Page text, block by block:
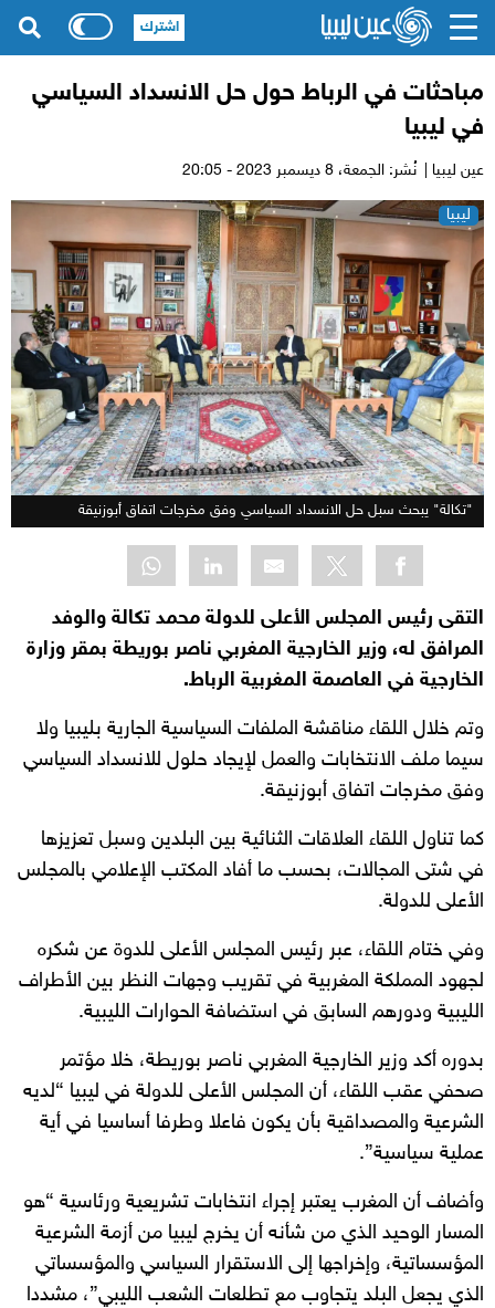
مباحثات في الرباط حول حل الانسداد السياسي
في ليبيا
عين ليبيا | نُشر: الجمعة،
ليبيا
"تكالة" يبحث سبل حل الانسداد السياسي وفق مخرجات اتفاق أبوزنيقة
التقى رئيس المجلس الأعلى للدولة محمد تكالة والوفد
المرافق له، وزير الخارجية المغربي ناصر بوريطة بمقر وزارة
الخارجية في العاصمة المغربية الرباط.
وتم خلال اللقاء مناقشة الملفات السياسية الجارية بليبيا ولا
سيما ملف الانتخابات والعمل لإيجاد حلول للانسداد السياسي
وفق مخرجات اتفاق أبوزنيقة.
كما تناول اللقاء العلاقات الثنائية بين البلدين وسبل تعزيزها
في شتى المجالات، بحسب ما أفاد المكتب الإعلامي بالمجلس
الأعلى للدولة.
وفي ختام اللقاء، عبر رئيس المجلس الأعلى للدوة عن شكره
لجهود المملكة المغربية في تقريب وجهات النظر بين الأطراف
الليبية ودورهم السابق في استضافة الحوارات الليبية.
بدوره أكد وزير الخارجية المغربي ناصر بوريطة، خلا مؤتمر
صحفي عقب اللقاء، أن المجلس الأعلى للدولة في ليبيا “لديه
الشرعية والمصداقية بأن يكون فاعلا وطرفا أساسيا في أية
عملية سياسية”.
وأضاف أن المغرب يعتبر إجراء انتخابات تشريعية ورئاسية “هو
المسار الوحيد الذي من شأنه أن يخرج ليبيا من أزمة الشرعية
المؤسساتية، وإخراجها إلى الاستقرار السياسي والمؤسساتي
الذي يجعل البلد يتجاوب مع تطلعات الشعب الليبي”، مشددا
اشترك